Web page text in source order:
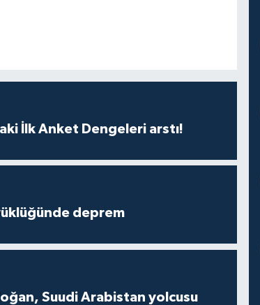
İlk Anket Dengeleri arstı!
deprem
Suudi Arabistan yolcusu